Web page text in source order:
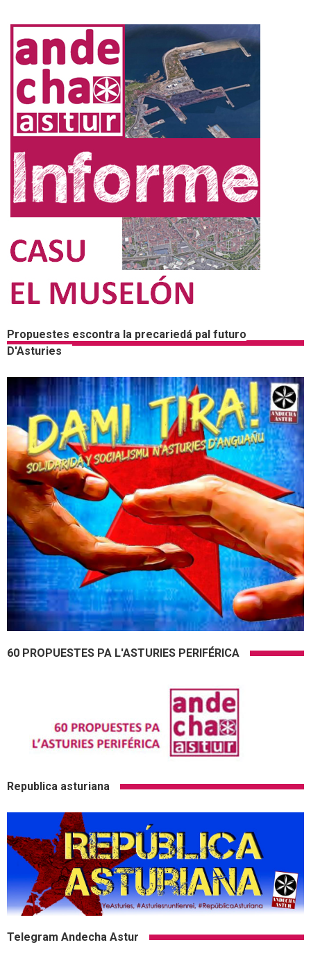
Propuestes escontra la precariedá pal futuro
D'Asturies
60 PROPUESTES PA L'ASTURIES PERIFÉRICA
Republica asturiana
Telegram Andecha Astur